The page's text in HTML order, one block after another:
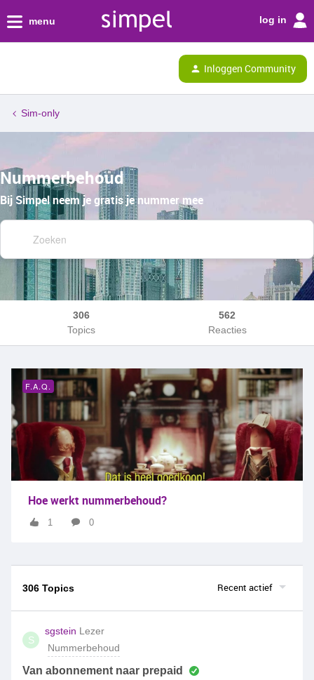
menu log in
Inloggen Community
Sim-only
Nummerbehoud
Bij Simpel neem je gratis je nummer mee
306
Topics
562
Reacties
F.A.Q.
Hoe werkt nummerbehoud?
1 0
306 Topics Recent actief
S
sgstein Lezer
Nummerbehoud
Van abonnement naar prepaid